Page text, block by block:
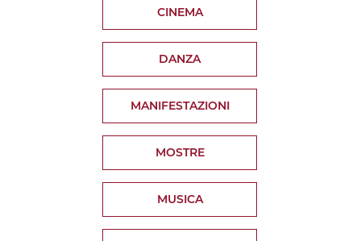
CINEMA
DANZA
MANIFESTAZIONI
MOSTRE
MUSICA